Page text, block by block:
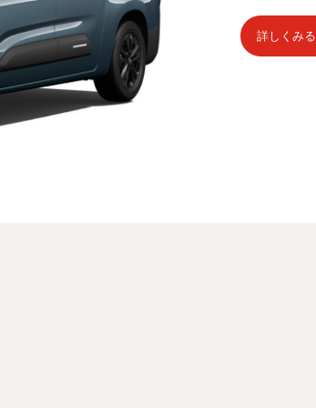
詳しくみる